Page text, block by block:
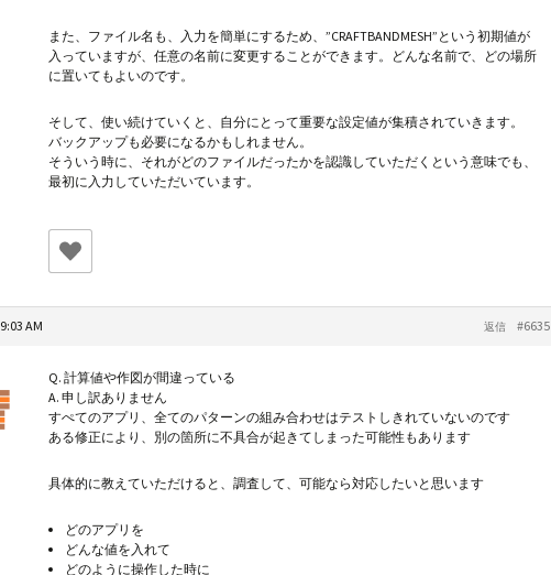
また、ファイル名も、入力を簡単にするため、”CRAFTBANDMESH”という初期値が
入っていますが、任意の名前に変更することができます。どんな名前で、どの場所
に置いてもよいのです。
そして、使い続けていくと、自分にとって重要な設定値が集積されていきます。
バックアップも必要になるかもしれません。
そういう時に、それがどのファイルだったかを認識していただくという意味でも、
最初に入力していただいています。
AM #6635
返信
Q. 計算値や作図が間違っている
A. 申し訳ありません
すぺてのアプリ、全てのパターンの組み合わせはテストしきれていないのです
ある修正により、別の箇所に不具合が起きてしまった可能性もあります
具体的に教えていただけると、調査して、可能なら対応したいと思います
どのアプリを
どんな値を入れて
どのように操作した時に